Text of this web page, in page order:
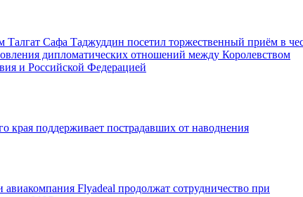
Сафа Таджуддин посетил торжественный приём в
дипломатических отношений между Королевством
и Российской Федерацией
края поддерживает пострадавших от наводнения
Flyadeal продолжат сотрудничество при